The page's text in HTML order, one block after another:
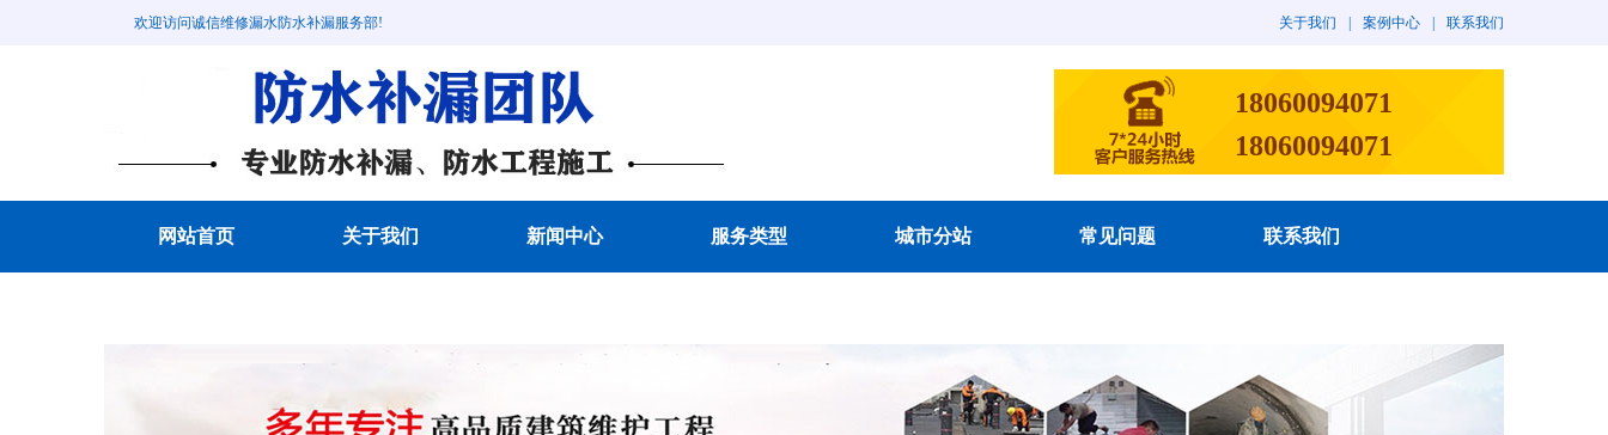
欢迎访问诚信维修漏水防水补漏服务部! 关于我们 案例中心 联系我们
18060094071
18060094071
网站首页 关于我们 新闻中心 服务类型 城市分站 常见问题 联系我们